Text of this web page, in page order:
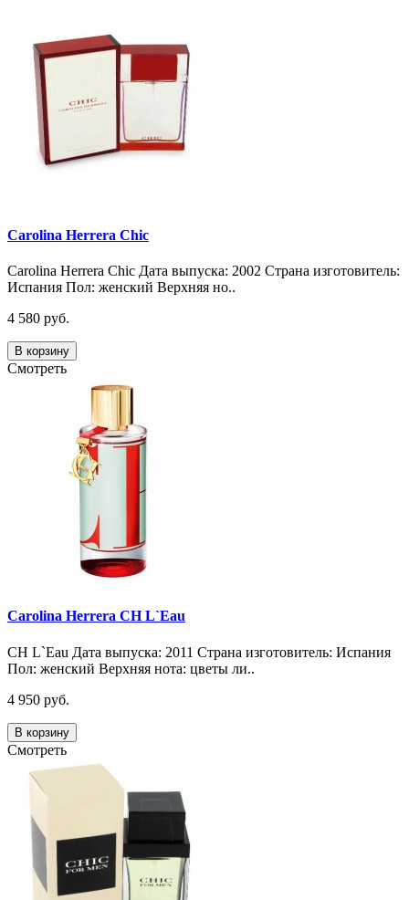
Carolina Herrera Chic
Carolina Herrera Chic Дата выпуска: 2002 Страна изготовитель:
Испания Пол: женский Верхняя но..
4 580 руб.
В корзину
Смотреть
Carolina Herrera CH L`Eau
CH L`Eau Дата выпуска: 2011 Страна изготовитель: Испания
Пол: женский Верхняя нота: цветы ли..
4 950 руб.
В корзину
Смотреть